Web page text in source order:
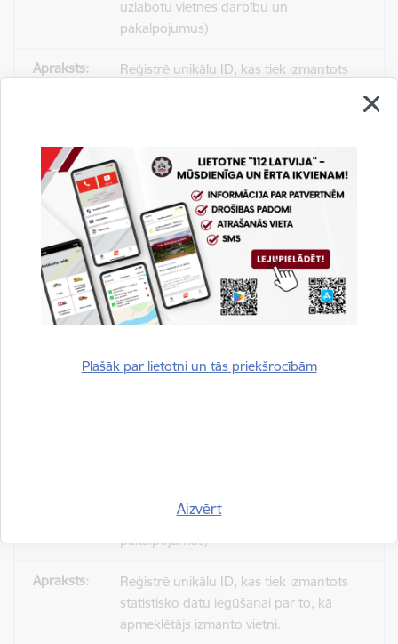
Plašāk par lietotni un tās priekšrocībām
Aizvērt
uzlabotu vietnes darbību un
pakalpojumus)
Reģistrē unikālu ID, kas tiek izmantots
_gat
Statistikas sīkdatnes (nepieciešamas, lai
uzlabotu vietnes darbību un
pakalpojumus)
pieprasījuma līmeni.
uzlabotu vietnes darbību un
pakalpojumus)
Reģistrē unikālu ID, kas tiek izmantots
statistisko datu iegūšanai par to, kā
apmeklētājs izmanto vietni.